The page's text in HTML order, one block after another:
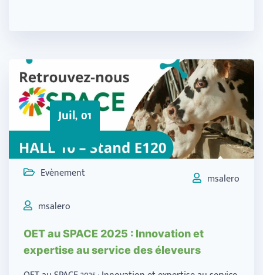
Juil, 01
Evènement
msalero
msalero
OET au SPACE 2025 : Innovation et
expertise au service des éleveurs